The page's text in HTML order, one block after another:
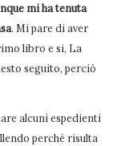
mi ha tenuta
. Mi pare di aver
libro e si, La
seguito, perciò
alcuni espedienti
perché risulta